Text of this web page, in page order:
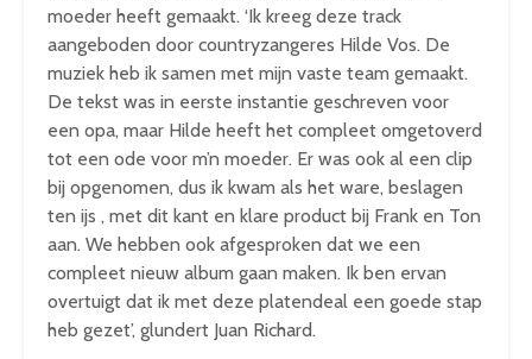
moeder heeft gemaakt. ‘Ik kreeg deze track
aangeboden door countryzangeres Hilde Vos. De
muziek heb ik samen met mijn vaste team gemaakt.
De tekst was in eerste instantie geschreven voor
een opa, maar Hilde heeft het compleet omgetoverd
tot een ode voor m’n moeder. Er was ook al een clip
bij opgenomen, dus ik kwam als het ware, beslagen
ten ijs , met dit kant en klare product bij Frank en Ton
aan. We hebben ook afgesproken dat we een
compleet nieuw album gaan maken. Ik ben ervan
overtuigt dat ik met deze platendeal een goede stap
heb gezet’, glundert Juan Richard.